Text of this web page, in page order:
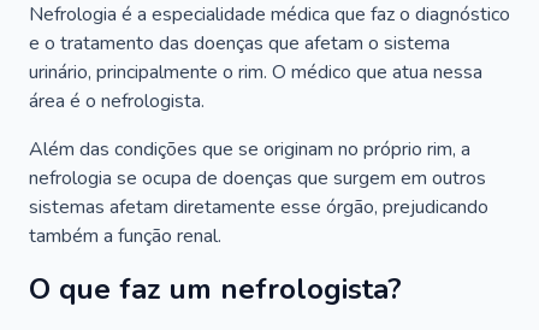
Nefrologia é a especialidade médica que faz o diagnóstico
e o tratamento das doenças que afetam o sistema
urinário, principalmente o rim. O médico que atua nessa
área é o nefrologista.
Além das condições que se originam no próprio rim, a
nefrologia se ocupa de doenças que surgem em outros
sistemas afetam diretamente esse órgão, prejudicando
também a função renal.
O que faz um nefrologista?